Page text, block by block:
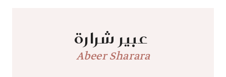
عبير شرارة
Abeer Sharara